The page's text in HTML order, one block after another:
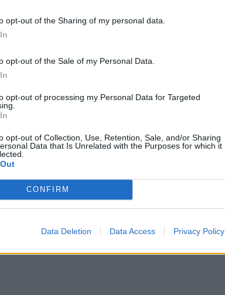
opt-out of the Sharing of my personal data.
opt-out of the Sale of my Personal Data.
opt-out of processing my Personal Data for Targeted
opt-out of Collection, Use, Retention, Sale, and/or Sharing
Data that Is Unrelated with the Purposes for which it
CONFIRM
Data Deletion Data Access Privacy Policy